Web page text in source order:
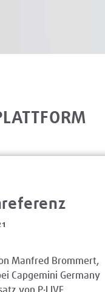
Manfred Brommert,
Capgemini Germany